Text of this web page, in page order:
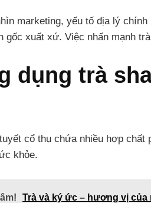
marketing, yếu tố địa lý
gốc xuất xứ. Việc nhấn mạnh
dụng trà
cổ thụ chứa nhiều hợp chất
khỏe.
Trà và ký ức – hương vị